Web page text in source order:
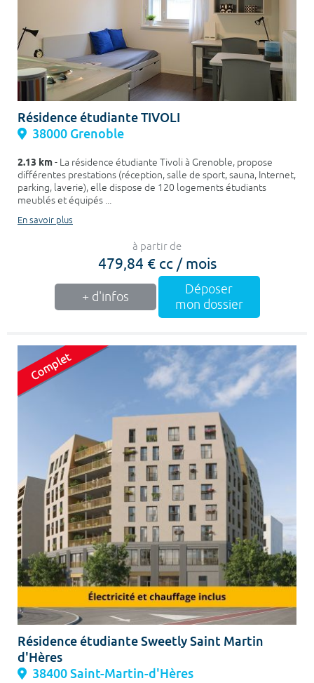
Résidence étudiante TIVOLI
38000 Grenoble
2.13 km- La résidence étudiante Tivoli à Grenoble, propose
différentes prestations (réception, salle de sport, sauna, Internet,
parking, laverie), elle dispose de 120 logements étudiants
meublés et équipés ...
En savoir plus
à partir de
479,84 € cc / mois
+ d'infos
Déposer
mon dossier
Résidence étudiante Sweetly Saint Martin
d'Hères
38400 Saint-Martin-d'Hères